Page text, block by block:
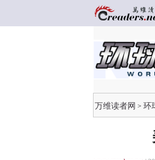
万维读者网 > 环